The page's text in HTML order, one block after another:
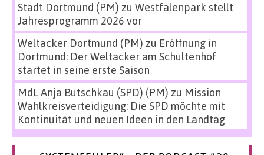
Stadt Dortmund (PM) zu Westfalenpark stellt
Jahresprogramm 2026 vor
Weltacker Dortmund (PM) zu Eröffnung in
Dortmund: Der Weltacker am Schultenhof
startet in seine erste Saison
MdL Anja Butschkau (SPD) (PM) zu Mission
Wahlkreisverteidigung: Die SPD möchte mit
Kontinuität und neuen Ideen in den Landtag